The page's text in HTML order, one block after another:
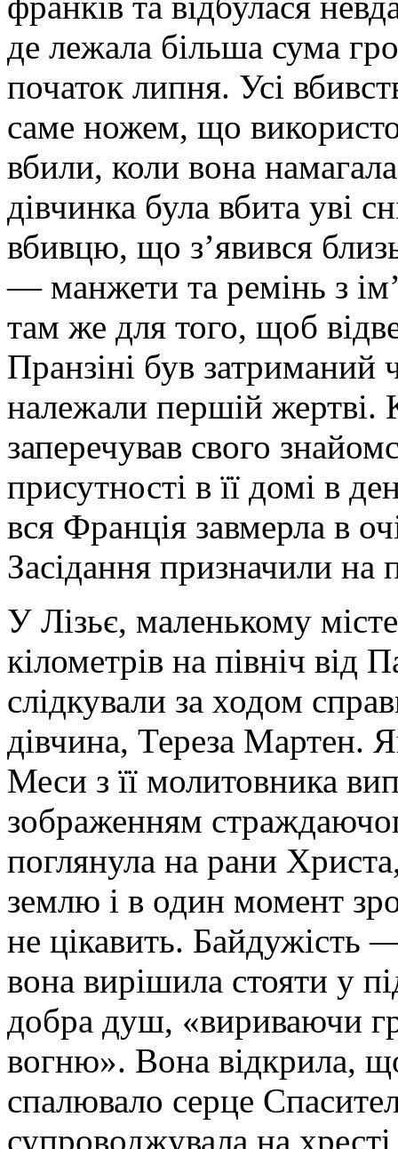
де лежала більша сума
початок липня. Усі
саме ножем, що
вбили, коли вона
дівчинка була вбита уві
вбивцю, що з’явився
— манжети та ремінь з
там же для того, щоб
Пранзіні був затриманий
належали першій жертві.
заперечував свого
присутності в її домі в
вся Франція завмерла в
Засідання призначили на
У Лізьє, маленькому
кілометрів на північ
слідкували за ходом
дівчина, Тереза Мартен.
Меси з її молитовника
зображенням
поглянула на рани
землю і в один момент
не цікавить. Байдужість
вона вирішила стояти у
добра душ, «вириваючи
вогню». Вона відкрила,
спалювало серце
супроводжувала на